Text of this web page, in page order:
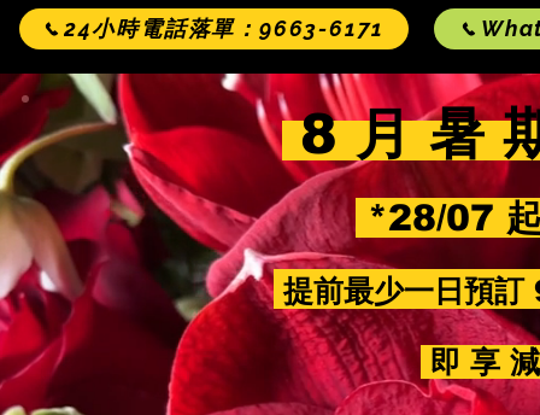
24小時電話落單：9663-6171
8 月 暑
*28/07
提前最少一日預
即 享